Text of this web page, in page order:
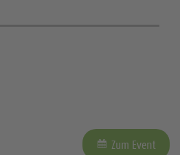
Zum Event